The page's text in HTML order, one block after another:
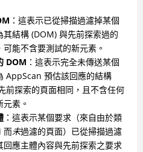
：這表示已從掃描過濾掉某個
其結構 (DOM) 與先前探索過的
可能不含要測試的新元素。
DOM ：這表示完全未傳送某個
AppScan 預估該回應的結構
前探索的頁面相同，且不含任何
素。
：這表示某個要求（來自由於類
而未過濾的頁面）已從掃描過濾
回應主體內容與先前探索之要求